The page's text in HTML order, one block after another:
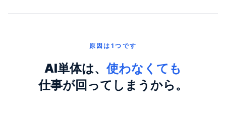
原因は1つです
AI単体は、使わなくても
仕事が回ってしまうから。